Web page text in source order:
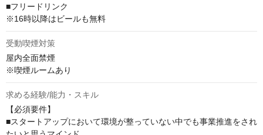
■フリードリンク
※16時以降はビールも無料
受動喫煙対策
屋内全面禁煙
※喫煙ルームあり
求める経験/能力・スキル
【必須要件】
■スタートアップにおいて環境が整っていない中でも事業推進をされ